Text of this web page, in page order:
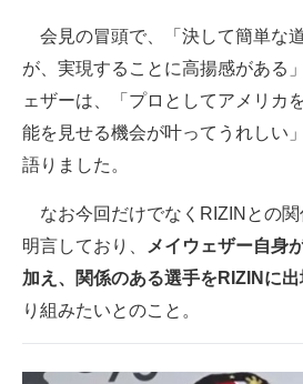
製造業のIT導入・活用を支援
モノづくり技術者専門サイト
エレクトロニクス専門サイト
電子設計の基本と応用
エネルギーの専門メディア
建設×テクノロジーの最前線
ちょっと気になるネットの話題
会見の冒頭で、「決して簡単な
が、実現することに高揚感がある
ェザーは、「プロとしてアメリカ
能を見せる機会が叶ってうれしい
語りました。
なお今回だけでなくRIZINとの関
明言しており、
メイウェザー自身
加え、関係のある選手をRIZINに
り組みたいとのこと。